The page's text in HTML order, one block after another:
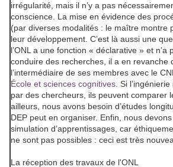
irrégularité, mais il n’y a pas
conscience. La mise en évidence des
(par diverses modalités : le maître montre
leur développement. C’est là aussi une
l’ONL a une fonction « déclarative » et n’a
conduire des recherches, il a en revanche
l’intermédiaire de ses membres avec le
École et sciences cognitives . Si
par des chercheurs, ils peuvent comparer
ailleurs, nous avons besoin d’études
DEP peut en organiser. Enfin, nous
simulation d’apprentissages, car
ne sont pas possibles : ceci est très
La réception des travaux de l'ONL